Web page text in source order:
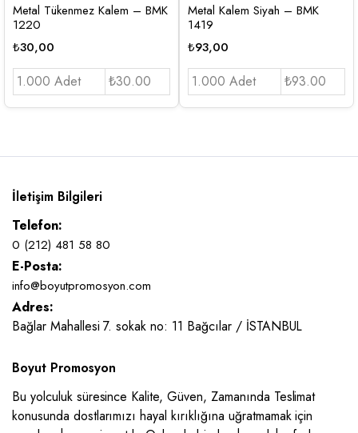
Metal Tükenmez Kalem – BMK
1220
₺30,00
1.000 Adet ₺30.00
Metal Kalem Siyah – BMK
1419
₺93,00
1.000 Adet ₺93.00
İletişim Bilgileri
Telefon:
0 (212) 481 58 80
E-Posta:
info@boyutpromosyon.com
Adres:
Bağlar Mahallesi 7. sokak no: 11 Bağcılar / İSTANBUL
Boyut Promosyon
Bu yolculuk süresince Kalite, Güven, Zamanında Teslimat
konusunda dostlarımızı hayal kırıklığına uğratmamak için